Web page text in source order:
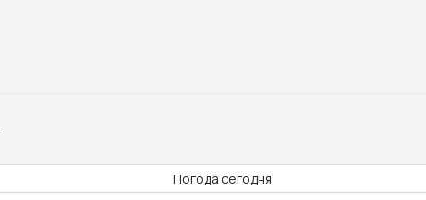
Погода сегодня